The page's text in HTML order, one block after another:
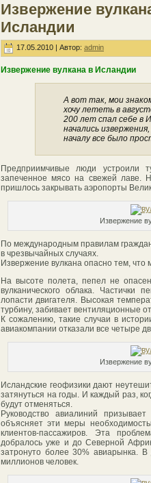
Извержение
Исландии
17.05.2010 | Автор: admin
Извержение вулкана в Исландии
А вот так, мои
хочу лететь в
200 лет спал себе в
начались
началу все было
Предприимчивые люди устроили
запеченное мясо на свежей лаве.
пришлось закрывать аэропорты
Извержение
По международным правилам
в чрезвычайных случаях.
Извержение вулкана опасно тем, что
На высоте полета, пепел не
вулканического облака. Частички
лопасти двигателя. Высокая
турбину, забивает вентиляционные
К сожалению, такие случаи в
авиакомпании отказали все четыре
Извержение
Исландские геофизики дают
затянуться на годы. И каждый раз,
будут отменяться.
Руководство авиалиний
объясняет эти меры
клиентов-пассажиров. Эта
добралось уже и до Северной
затронуто более 30% авиарынка.
миллионов человек.